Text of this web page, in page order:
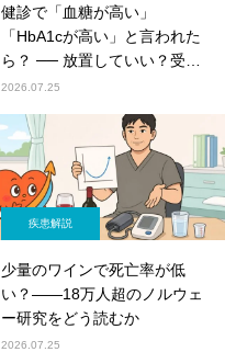
健診で「血糖が高い」
「HbA1cが高い」と言われた
ら？ ── 放置していい？受診
の目安を循環器内科が解説
2026.07.25
疾患解説
少量のワインで死亡率が低
い？――18万人超のノルウェ
ー研究をどう読むか
2026.07.25